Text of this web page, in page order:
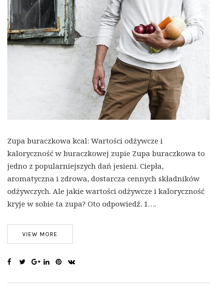
Zupa buraczkowa kcal: Wartości odżywcze i
kaloryczność w buraczkowej zupie Zupa buraczkowa to
jedno z popularniejszych dań jesieni. Ciepła,
aromatyczna i zdrowa, dostarcza cennych składników
odżywczych. Ale jakie wartości odżywcze i kaloryczność
kryje w sobie ta zupa? Oto odpowiedź. 1….
VIEW MORE